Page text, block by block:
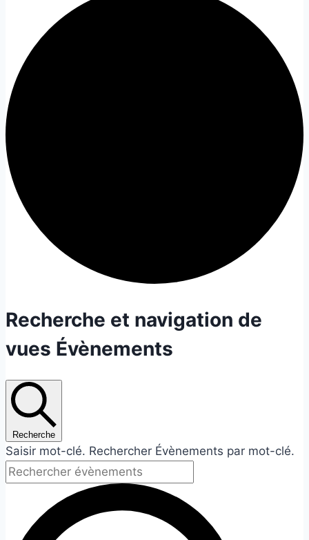
Évènements
Recherche et navigation de
vues Évènements
Recherche
Saisir mot-clé. Rechercher Évènements par mot-clé.